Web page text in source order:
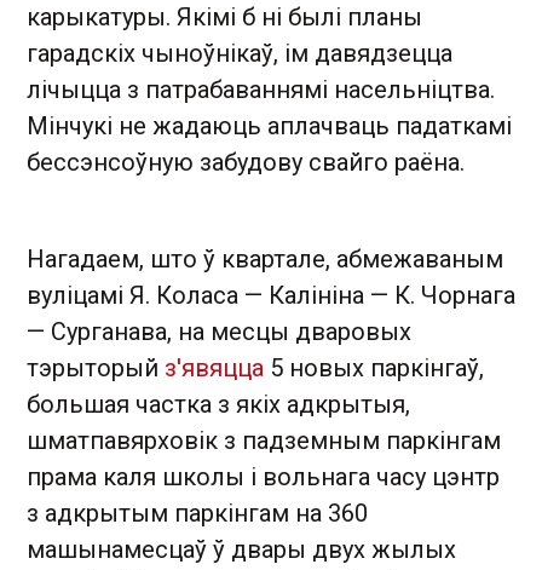
карыкатуры. Якімі б ні былі планы
гарадскіх чыноўнікаў, ім давядзецца
лічыцца з патрабаваннямі насельніцтва.
Мінчукі не жадаюць аплачваць падаткамі
бессэнсоўную забудову свайго раёна.
Нагадаем, што ў квартале, абмежаваным
вуліцамі Я. Коласа — Калініна — К. Чорнага
— Сурганава, на месцы дваровых
тэрыторый з'явяцца 5 новых паркінгаў,
большая частка з якіх адкрытыя,
шматпавярховік з падземным паркінгам
прама каля школы і вольнага часу цэнтр
з адкрытым паркінгам на 360
машынамесцаў ў двары двух жылых